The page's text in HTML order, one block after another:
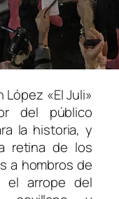
«El Juli»
del público
la historia, y
retina de los
a hombros de
arrope del